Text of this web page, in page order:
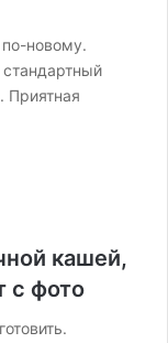
новому.
Приятная
кашей,
с фото